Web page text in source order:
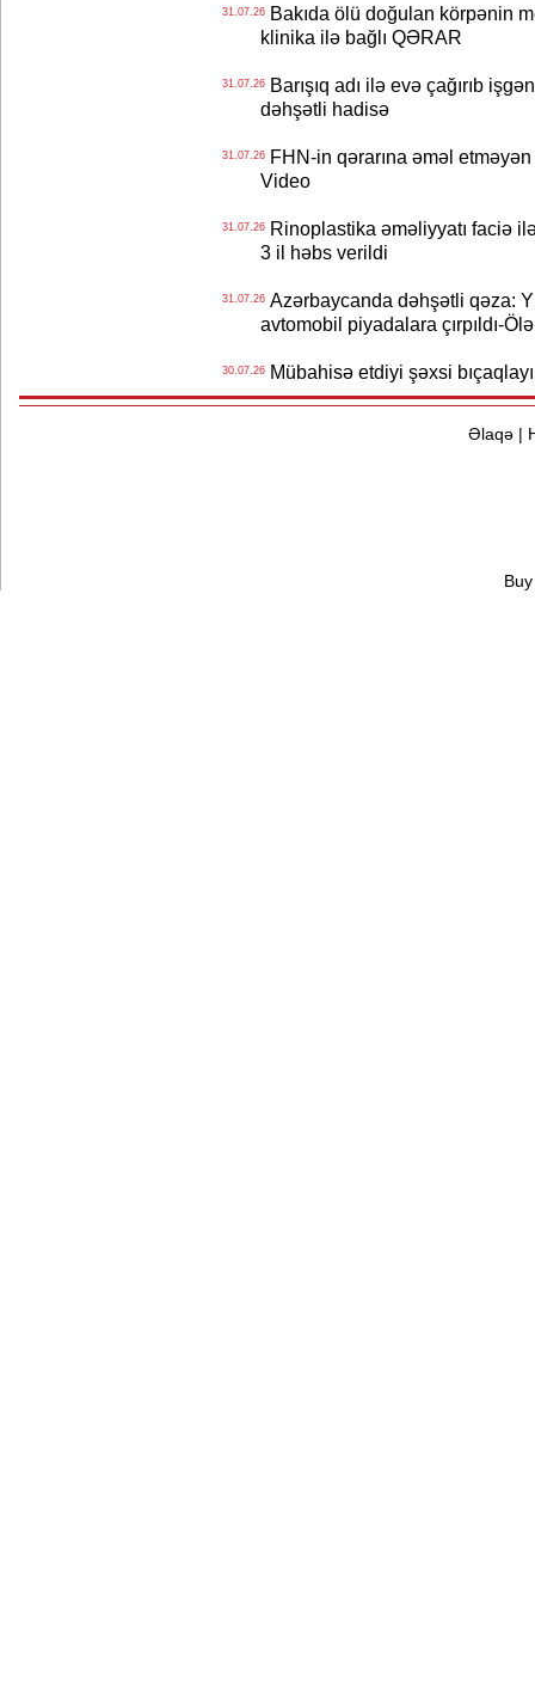
31.07.26Bakıda ölü doğulan körpənin
klinika ilə bağlı QƏRAR
31.07.26Barışıq adı ilə evə çağırıb
dəhşətli hadisə
31.07.26FHN-in qərarına əməl
Video
31.07.26Rinoplastika əməliyyatı faciə
3 il həbs verildi
31.07.26Azərbaycanda dəhşətli qəza:
avtomobil piyadalara çırpıldı-
30.07.26Mübahisə etdiyi şəxsi
Əlaqə|